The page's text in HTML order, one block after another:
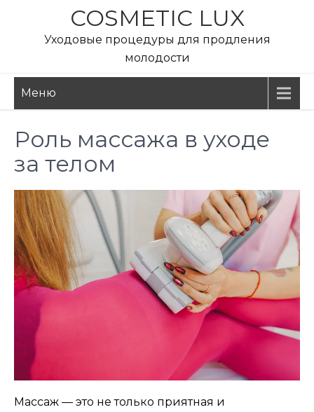
содержимому
COSMETIC LUX
Уходовые процедуры для продления
молодости
Меню
Роль массажа в уходе
за телом
Массаж — это не только приятная и